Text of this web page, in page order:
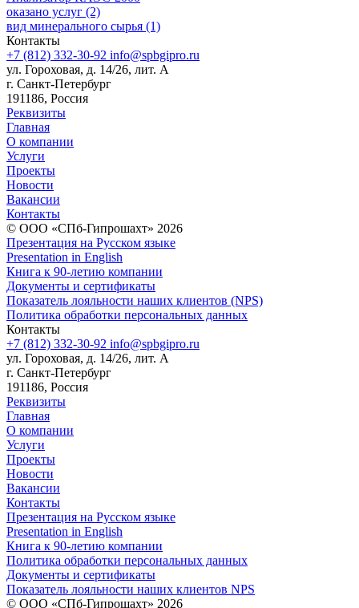
оказано услуг (2)
вид минерального сырья (1)
Контакты
+7 (812) 332-30-92 info@spbgipro.ru
ул. Гороховая, д. 14/26, лит. А
г. Санкт-Петербург
191186, Россия
Реквизиты
Главная
О компании
Услуги
Проекты
Новости
Вакансии
Контакты
© ООО «СПб-Гипрошахт» 2026
Презентация на Русском языке
Presentation in English
Книга к 90-летию компании
Документы и сертификаты
Показатель лояльности наших клиентов (NPS)
Политика обработки персональных данных
Контакты
+7 (812) 332-30-92 info@spbgipro.ru
ул. Гороховая, д. 14/26, лит. А
г. Санкт-Петербург
191186, Россия
Реквизиты
Главная
О компании
Услуги
Проекты
Новости
Вакансии
Контакты
Презентация на Русском языке
Presentation in English
Книга к 90-летию компании
Политика обработки персональных данных
Документы и сертификаты
Показатель лояльности наших клиентов NPS
© ООО «СПб-Гипрошахт» 2026